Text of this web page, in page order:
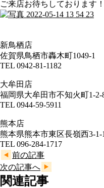
ご来店お待ちしております！
新鳥栖店
佐賀県鳥栖市轟木町1049-1
TEL 0942-81-1182
大牟田店
福岡県大牟田市不知火町1-2-
TEL 0944-59-5911
熊本店
熊本県熊本市東区長嶺西3-1-1
TEL 096-284-1717
前の記事
次の記事へ
関連記事